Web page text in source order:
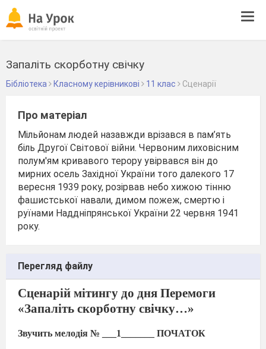
Запаліть скорботну свічку
Бібліотека Класному керівникові 11 клас Сценарії
Про матеріал
Мільйонам людей назавжди врізався в пам’ять
біль Другої Світової війни. Червоним лиховісним
полум'ям кривавого терору увірвався він до
мирних осель Західної України того далекого 17
вересня 1939 року, розірвав небо хижою тінню
фашистської навали, димом пожеж, смертю і
руїнами Наддніпрянської України 22 червня 1941
року.
Перегляд файлу
Сценарій мітингу до дня Перемоги
«Запаліть скорботну свічку…»
Звучить мелодія № ___1_______ ПОЧАТОК